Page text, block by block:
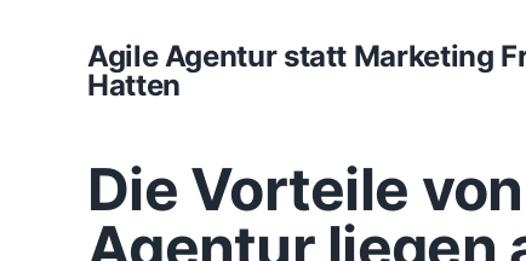
Agile Agentur statt Marketing
Hatten
Die Vorteile
Agentur liegen